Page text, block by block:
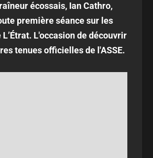
écossais, Ian Cathro,
première séance sur les
L'occasion de découvrir
tenues officielles de l'ASSE.